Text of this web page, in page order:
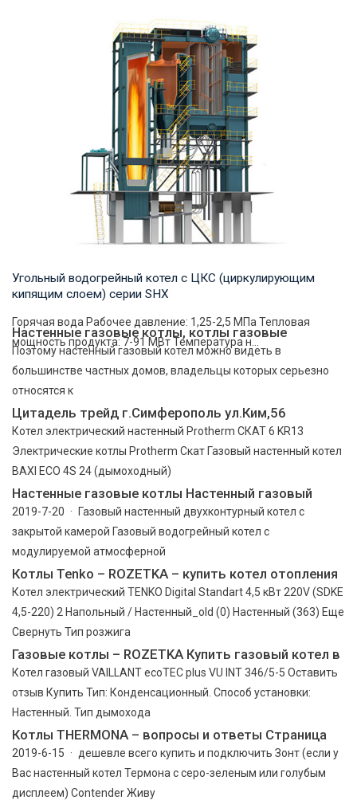
мощность продукта: 1,200-35,000 кВт Температ...
Угольный водогрейный котел с ЦКС (циркулирующим
кипящим слоем) серии SHX
Горячая вода Рабочее давление: 1,25-2,5 МПа Тепловая
мощность продукта: 7-91 МВт Температура н...
Настенные газовые котлы, котлы газовые
Поэтому настенный газовый котел можно видеть в
большинстве частных домов, владельцы которых серьезно
относятся к
Цитадель трейд г.Симферополь ул.Ким,56
Котел электрический настенный Protherm СКАТ 6 KR13
Электрические котлы Protherm Скат Газовый настенный котел
BAXI ECO 4S 24 (дымоходный)
Настенные газовые котлы Настенный газовый
2019-7-20 · Газовый настенный двухконтурный котел с
закрытой камерой Газовый водогрейный котел с
модулируемой атмосферной
Котлы Tenko – ROZETKA – купить котел отопления
Котел электрический TENKO Digital Standart 4,5 кВт 220V (SDKE
4,5-220) 2 Напольный / Настенный_old (0) Настенный (363) Еще
Свернуть Тип розжига
Газовые котлы – ROZETKA Купить газовый котел в
Котел газовый VAILLANT ecoTEC plus VU INT 346/5-5 Оставить
отзыв Купить Тип: Конденсационный. Способ установки:
Настенный. Тип дымохода
Котлы THERMONA – вопросы и ответы Страница
2019-6-15 · дешевле всего купить и подключить Зонт (если у
Вас настенный котел Термона с серо-зеленым или голубым
дисплеем) Contender Живу